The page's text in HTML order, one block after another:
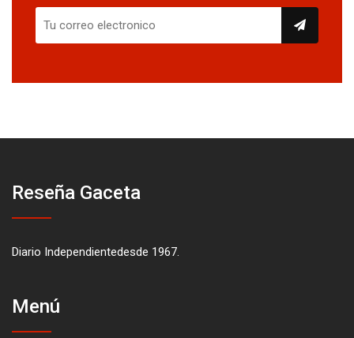
Reseña Gaceta
Diario Independientedesde 1967.
Menú